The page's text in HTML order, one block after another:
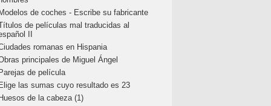
de coches - Escribe su fabricante
de películas mal traducidas al
II
romanas en Hispania
principales de Miguel Ángel
de película
las sumas cuyo resultado es 23
de la cabeza (1)